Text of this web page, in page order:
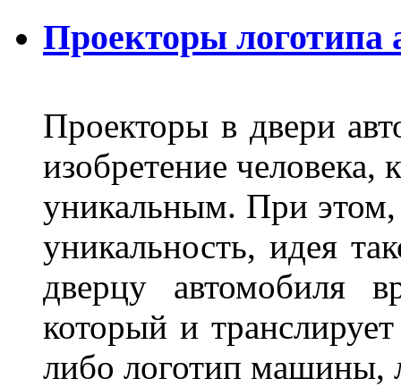
Проекторы логотипа
Проекторы в двери
изобретение человека,
уникальным. При этом,
уникальность, идея
дверцу автомобиля
который и
либо логотип машины,